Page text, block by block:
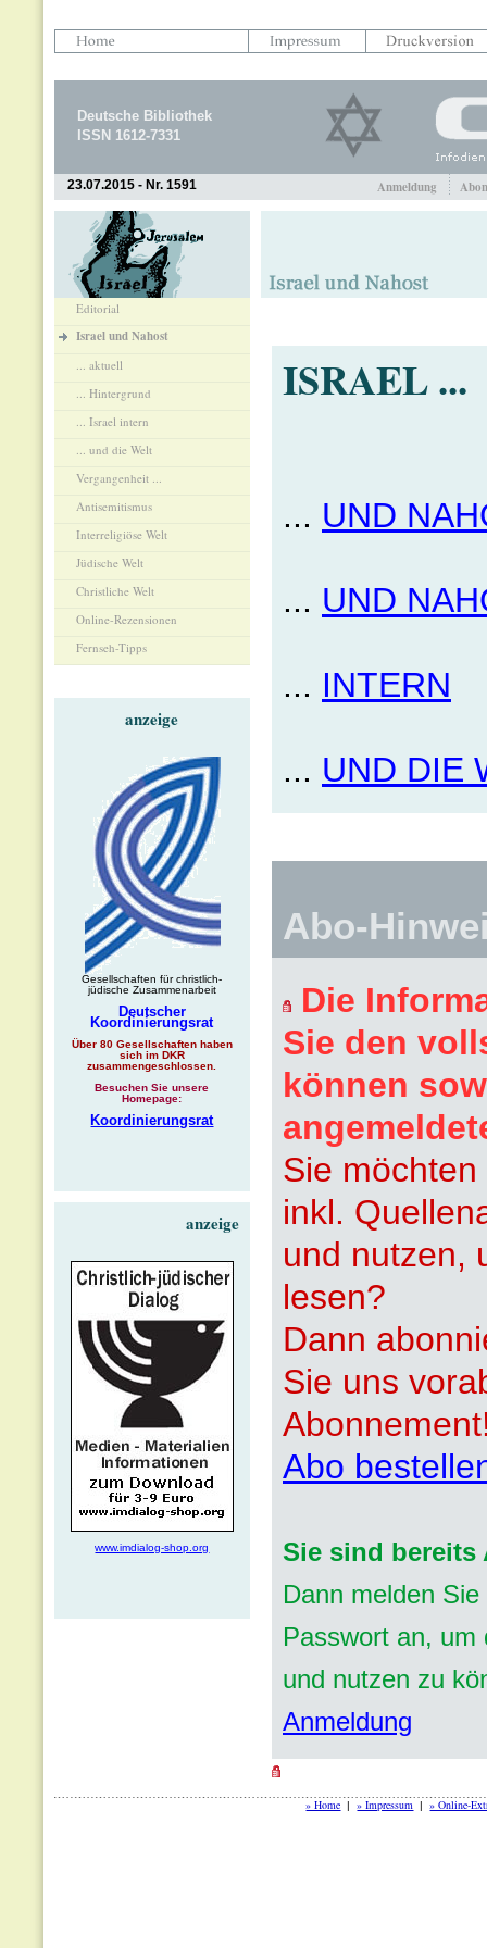
Deutsche Bibliothek
ISSN 1612-7331
23.07.2015 - Nr. 1591 Anmeldung
Editorial
Israel und Nahost
... aktuell
... Hintergrund
... Israel intern
... und die Welt
Vergangenheit ...
Antisemitismus
Interreligiöse Welt
Jüdische Welt
Christliche Welt
Online-Rezensionen
Fernseh-Tipps
anzeige
Gesellschaften für christlich-
jüdische Zusammenarbeit
Deutscher
Koordinierungsrat
Über 80 Gesellschaften haben
sich im DKR
zusammengeschlossen.
Besuchen Sie unsere
Homepage:
Koordinierungsrat
anzeige
www.imdialog-shop.org
ISRAEL ...
... UND
... UND
... INTERN
... UND DIE
Abo-
Die
Sie den
können
Sie
inkl.
und nutzen,
lesen?
Dann
Sie uns
Abo
Sie sind bereits
Dann melden
Passwort an, um
und nutzen zu
Anmeldung
» Home | » Impressum | » Online-